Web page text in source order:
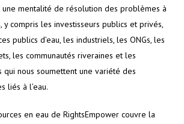
mentalité de résolution des problèmes à
y compris les investisseurs publics et privés,
publics d’eau, les industriels, les ONGs, les
les communautés riveraines et les
nous soumettent une variété des
liés à l’eau.
en eau de RightsEmpower couvre la